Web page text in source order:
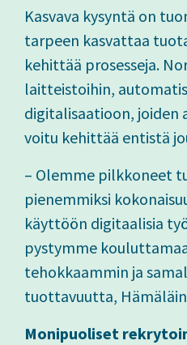
Kasvava kysyntä on
tarpeen kasvattaa
kehittää prosesseja.
laitteistoihin,
digitalisaatioon, joiden
voitu kehittää entistä
– Olemme pilkkoneet
pienemmiksi
käyttöön digitaalisia
pystymme
tehokkaammin ja
tuottavuutta,
Monipuoliset